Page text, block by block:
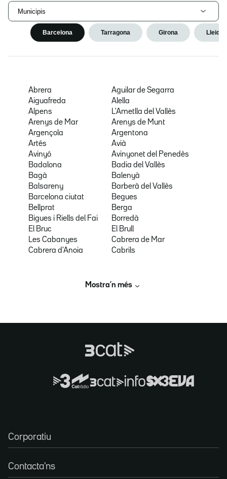
Municipis
Barcelona Tarragona Girona Lleida
Abrera
Aguilar de Segarra
Aiguafreda
Alella
Alpens
L'Ametlla del Vallès
Arenys de Mar
Arenys de Munt
Argençola
Argentona
Artés
Avià
Avinyó
Avinyonet del Penedès
Badalona
Badia del Vallès
Bagà
Balenyà
Balsareny
Barberà del Vallès
Barcelona ciutat
Begues
Bellprat
Berga
Bigues i Riells del Fai
Borredà
El Bruc
El Brull
Les Cabanyes
Cabrera de Mar
Cabrera d'Anoia
Cabrils
Mostra’n més
Corporatiu
Contacta'ns